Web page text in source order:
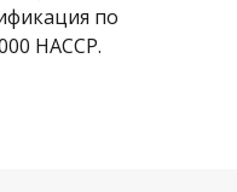
по
HACCP.